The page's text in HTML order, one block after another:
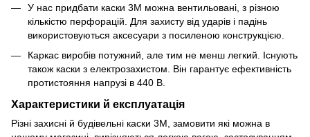
У нас придбати каски 3М можна вентильовані, з різною
кількістю перфорацій. Для захисту від ударів і падінь
використовуються аксесуари з посиленою конструкцією.
Каркас виробів потужний, але тим не менш легкий. Існують
також каски з електрозахистом. Він гарантує ефективність
протистояння напрузі в 440 В.
Характеристики й експлуатація
Різні захисні й будівельні каски 3М, замовити які можна в